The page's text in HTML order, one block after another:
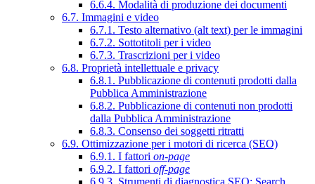
6.6.4. Modalità di produzione dei documenti
6.7. Immagini e video
6.7.1. Testo alternativo (alt text) per le immagini
6.7.2. Sottotitoli per i video
6.7.3. Trascrizioni per i video
6.8. Proprietà intellettuale e privacy
6.8.1. Pubblicazione di contenuti prodotti dalla
Pubblica Amministrazione
6.8.2. Pubblicazione di contenuti non prodotti
dalla Pubblica Amministrazione
6.8.3. Consenso dei soggetti ritratti
6.9. Ottimizzazione per i motori di ricerca (SEO)
6.9.1. I fattori on-page
6.9.2. I fattori off-page
6.9.3. Strumenti di diagnostica SEO: Search